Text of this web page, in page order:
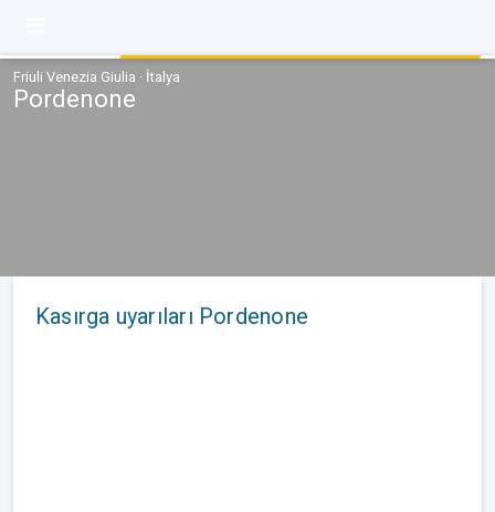
Friuli Venezia Giulia · İtalya
Pordenone
Kasırga uyarıları Pordenone